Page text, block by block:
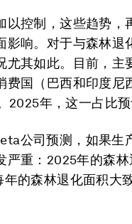
以控制，这些趋势，
影响。对于与森林退
尤其如此。目前，主
费国（巴西和印度尼
2025年，这一占比预
公司预测，如果生
严重：2025年的森
的森林退化面积大